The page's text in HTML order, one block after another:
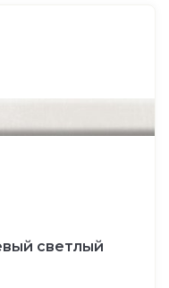
светлый